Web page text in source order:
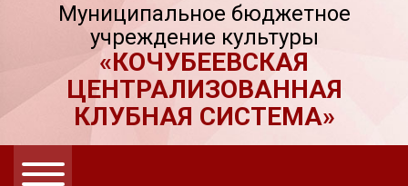
Муниципальное бюджетное
учреждение культуры
«КОЧУБЕЕВСКАЯ
ЦЕНТРАЛИЗОВАННАЯ
КЛУБНАЯ СИСТЕМА»